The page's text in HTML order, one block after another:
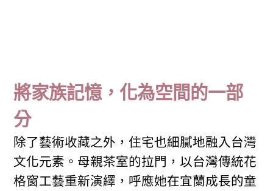
將家族記憶，化為空間的一部
分
除了藝術收藏之外，住宅也細膩地融入台灣
文化元素。母親茶室的拉門，以台灣傳統花
格窗工藝重新演繹，呼應她在宜蘭成長的童